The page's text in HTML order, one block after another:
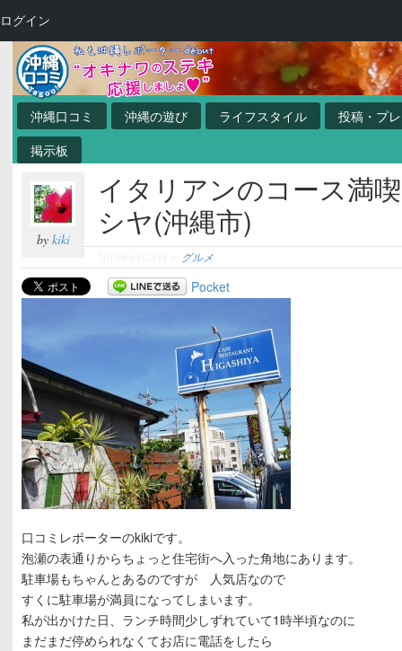
沖縄口コミ 沖縄の遊び ライフスタイル
投稿・プ
掲示板
by kiki
イタリアンのコース満
シヤ(沖縄市)
グルメ
Pocket
口コミレポーターのkikiです。
泡瀬の表通りからちょっと住宅街へ入った角地にあります。
駐車場もちゃんとあるのですが 人気店なので
すくに駐車場が満員になってしまいます。
私が出かけた日、ランチ時間少しずれていて1時半頃なのに
まだまだ停められなくてお店に電話をしたら
ログイン